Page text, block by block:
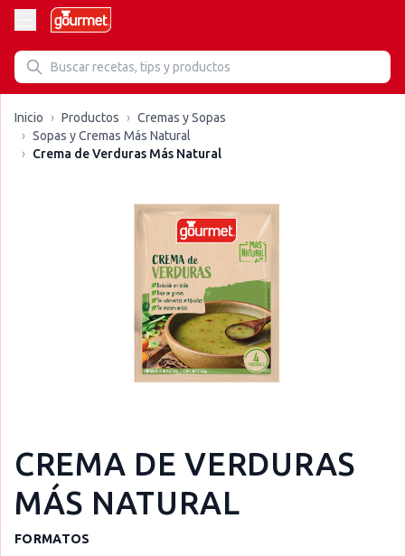
Inicio › Productos › Cremas y Sopas
› Sopas y Cremas Más Natural
› Crema de Verduras Más Natural
CREMA DE VERDURAS
MÁS NATURAL
FORMATOS